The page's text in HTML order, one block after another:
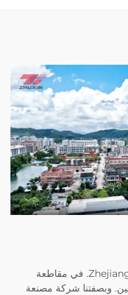
تقع شركة Zhejiang Zhuxin Machinery Co., Ltd. في مقاطعة
وبصفتنا شركة مصنعة